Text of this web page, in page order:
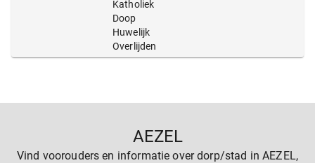
Katholiek
Doop
Huwelijk
Overlijden
AEZEL
Vind voorouders en informatie over dorp/stad in AEZEL,